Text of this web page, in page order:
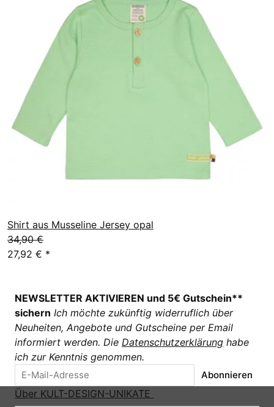
Shirt aus Musseline Jersey opal
34,90 €
27,92 € *
NEWSLETTER AKTIVIEREN und 5€ Gutschein**
sichern Ich möchte zukünftig widerruflich über
Neuheiten, Angebote und Gutscheine per Email
informiert werden. Die Datenschutzerklärung habe
ich zur Kenntnis genommen.
Abonnieren
Über KULT-DESIGN-UNIKATE